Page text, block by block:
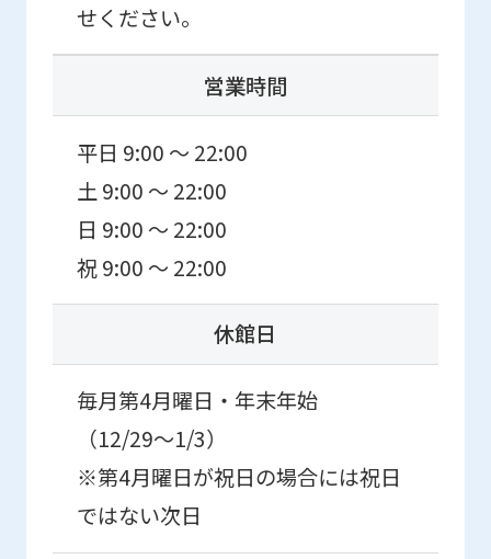
せください。
営業時間
平日 9:00 ～ 22:00
土 9:00 ～ 22:00
日 9:00 ～ 22:00
祝 9:00 ～ 22:00
休館日
毎月第4月曜日・年末年始
（12/29〜1/3）
※第4月曜日が祝日の場合には祝日
ではない次日
translation)
to
return
to
However,
if
you
use
automatic